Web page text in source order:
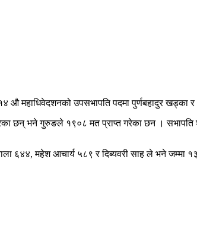
औ महाधिवेदशनको उपसभापति पदमा पुर्णबहादुर खड्का
छन् भने गुरुङले १९०८ मत प्राप्त गरेका छन । सभापति
६४४, महेश आचार्य ५८९ र दिब्यवरी साह ले भने जम्मा